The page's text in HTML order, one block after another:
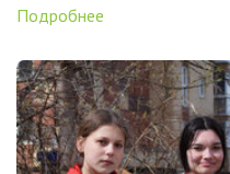
Подробнее